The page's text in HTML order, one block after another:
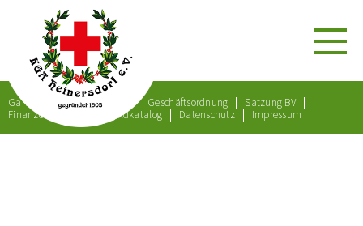
Gartenordnung Satzung Geschäftsordnung
Satzung BV
Finanzordnung
Bußgeldkatalog Datenschutz Impressum